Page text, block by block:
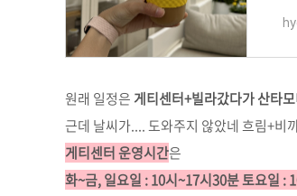
원래 일정은 게티센터+빌라갔다가 산타
근데 날씨가.... 도와주지 않았네 흐림+비
게티센터 운영시간은
화~금, 일요일 : 10시~17시30분 토요일 :